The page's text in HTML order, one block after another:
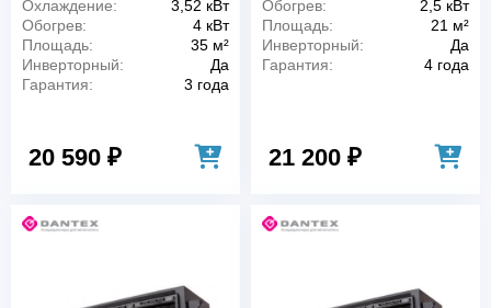
Охлаждение:
3,52 кВт
Обогрев:
4 кВт
Площадь:
35 м²
Инверторный:
Да
Гарантия:
3 года
20 590 ₽
Обогрев:
2,5 кВт
Площадь:
21 м²
Инверторный:
Да
Гарантия:
4 года
21 200 ₽